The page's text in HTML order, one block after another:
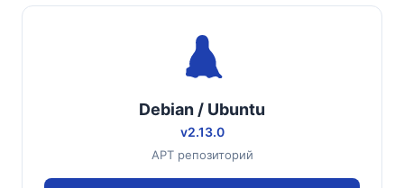
Debian / Ubuntu
v2.13.0
APT репозиторий